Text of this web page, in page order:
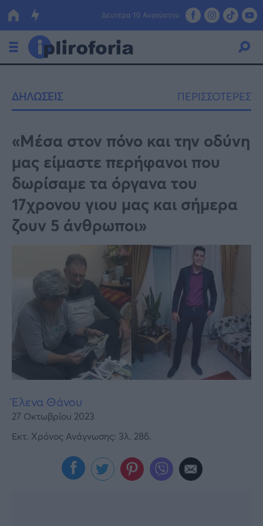
Δευτέρα 10 Αυγούστου
Οικονομία
Πολιτική
Τράπεζες
Επιδοτήσεις
ΕΣΠΑ
Κόσμος
Lifestyle
Αθλητικά
Υγεία
Γυναίκα
Καιρός
ΔΗΛΩΣΕΙΣ ΠΕΡΙΣΣΟΤΕΡΕΣ
«Μέσα στον πόνο και την οδύνη
μας είμαστε περήφανοι που
δωρίσαμε τα όργανα του
17χρονου γιου μας και σήμερα
ζουν 5 άνθρωποι»
Έλενα Θάνου
27 Οκτωβρίου 2023
Εκτ. Χρόνος Ανάγνωσης: 3λ. 28δ.